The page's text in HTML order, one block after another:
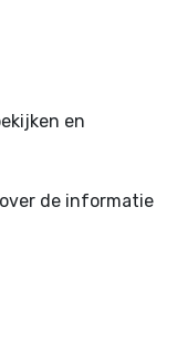
en
de informatie